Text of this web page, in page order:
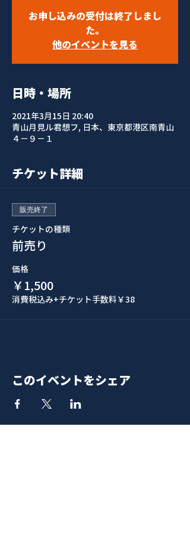
お申し込みの受付は終了しまし
た。
他のイベントを見る
日時・場所
2021年3月15日 20:40
青山月見ル君想フ, 日本、東京都港区南青山
４−９−１
チケット詳細
販売終了
チケットの種類
前売り
価格
￥1,500
消費税込み+チケット手数料￥38
このイベントをシェア